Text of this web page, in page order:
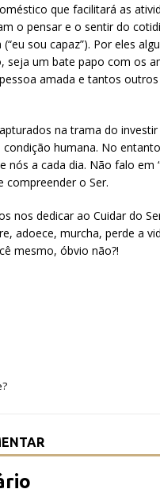
que facilitará as
o pensar e o sentir do
sou capaz”). Por eles
seja um bate papo com os
amada e tantos
na trama do
condição humana. No
nós a cada dia. Não falo em
compreender o Ser.
nos dedicar ao Cuidar do
adoece, murcha, perde a
mesmo, óbvio não?!